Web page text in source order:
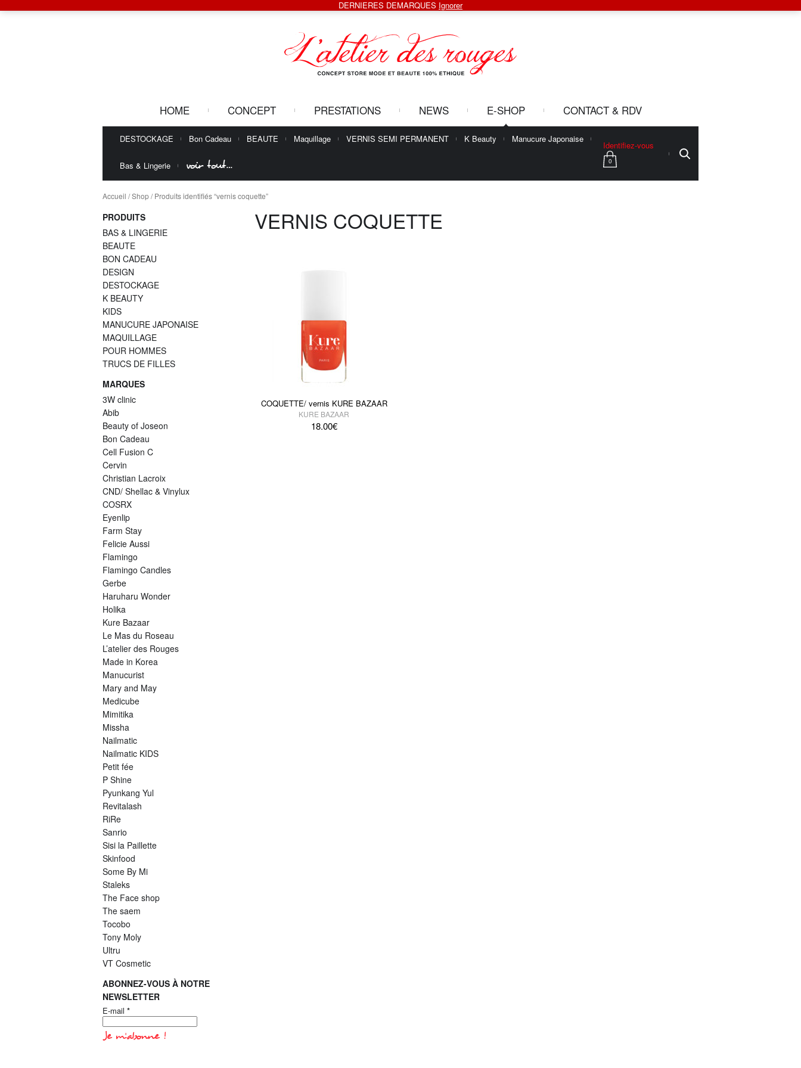
HOME CONCEPT PRESTATIONS NEWS E-SHOP CONTACT & RDV
DESTOCKAGE Bon Cadeau BEAUTE Maquillage VERNIS SEMI PERMANENT K Beauty Manucure Japonaise
Bas & Lingerie voir tout…
Identifiez-vous
0
Accueil /Shop/ Produits identifiés “vernis coquette”
VERNIS COQUETTE
COQUETTE/ vernis KURE BAZAAR
KURE BAZAAR
18.00€
PRODUITS
BAS & LINGERIE
BEAUTE
BON CADEAU
DESIGN
DESTOCKAGE
K BEAUTY
KIDS
MANUCURE JAPONAISE
MAQUILLAGE
POUR HOMMES
TRUCS DE FILLES
MARQUES
3W clinic
Abib
Beauty of Joseon
Bon Cadeau
Cell Fusion C
Cervin
Christian Lacroix
CND/ Shellac & Vinylux
COSRX
Eyenlip
Farm Stay
Felicie Aussi
Flamingo
Flamingo Candles
Gerbe
Haruharu Wonder
Holika
Kure Bazaar
Le Mas du Roseau
L’atelier des Rouges
Made in Korea
Manucurist
Mary and May
Medicube
Mimitika
Missha
Nailmatic
Nailmatic KIDS
Petit fée
P Shine
Pyunkang Yul
Revitalash
RiRe
Sanrio
Sisi la Paillette
Skinfood
Some By Mi
Staleks
The Face shop
The saem
Tocobo
Tony Moly
Ultru
VT Cosmetic
ABONNEZ-VOUS À NOTRE
NEWSLETTER
E-mail *
DERNIERES DEMARQUES Ignorer